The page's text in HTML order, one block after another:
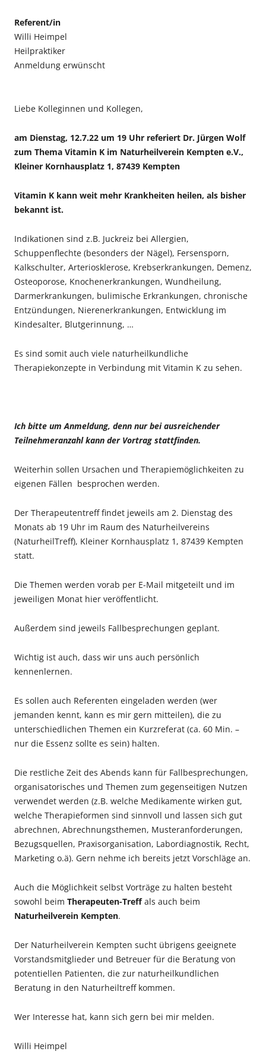
Referent/in
Willi Heimpel
Heilpraktiker
Anmeldung erwünscht
Liebe Kolleginnen und Kollegen,
am Dienstag, 12.7.22 um 19 Uhr referiert Dr. Jürgen Wolf
zum Thema Vitamin K im Naturheilverein Kempten e.V.,
Kleiner Kornhausplatz 1, 87439 Kempten
Vitamin K kann weit mehr Krankheiten heilen, als bisher
bekannt ist.
Indikationen sind z.B. Juckreiz bei Allergien,
Schuppenflechte (besonders der Nägel), Fersensporn,
Kalkschulter, Arteriosklerose, Krebserkrankungen, Demenz,
Osteoporose, Knochenerkrankungen, Wundheilung,
Darmerkrankungen, bulimische Erkrankungen, chronische
Entzündungen, Nierenerkrankungen, Entwicklung im
Kindesalter, Blutgerinnung, …
Es sind somit auch viele naturheilkundliche
Therapiekonzepte in Verbindung mit Vitamin K zu sehen.
Ich bitte um Anmeldung, denn nur bei ausreichender
Teilnehmeranzahl kann der Vortrag stattfinden.
Weiterhin sollen Ursachen und Therapiemöglichkeiten zu
eigenen Fällen besprochen werden.
Der Therapeutentreff findet jeweils am 2. Dienstag des
Monats ab 19 Uhr im Raum des Naturheilvereins
(NaturheilTreff), Kleiner Kornhausplatz 1, 87439 Kempten
statt.
Die Themen werden vorab per E-Mail mitgeteilt und im
jeweiligen Monat hier veröffentlicht.
Außerdem sind jeweils Fallbesprechungen geplant.
Wichtig ist auch, dass wir uns auch persönlich
kennenlernen.
Es sollen auch Referenten eingeladen werden (wer
jemanden kennt, kann es mir gern mitteilen), die zu
unterschiedlichen Themen ein Kurzreferat (ca. 60 Min. –
nur die Essenz sollte es sein) halten.
Die restliche Zeit des Abends kann für Fallbesprechungen,
organisatorisches und Themen zum gegenseitigen Nutzen
verwendet werden (z.B. welche Medikamente wirken gut,
welche Therapieformen sind sinnvoll und lassen sich gut
abrechnen, Abrechnungsthemen, Musteranforderungen,
Bezugsquellen, Praxisorganisation, Labordiagnostik, Recht,
Marketing o.ä). Gern nehme ich bereits jetzt Vorschläge an.
Auch die Möglichkeit selbst Vorträge zu halten besteht
sowohl beim Therapeuten-Treffals auch beim
Naturheilverein Kempten.
Der Naturheilverein Kempten sucht übrigens geeignete
Vorstandsmitglieder und Betreuer für die Beratung von
potentiellen Patienten, die zur naturheilkundlichen
Beratung in den Naturheiltreff kommen.
Wer Interesse hat, kann sich gern bei mir melden.
Willi Heimpel